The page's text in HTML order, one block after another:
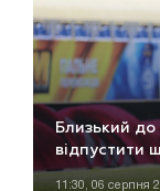
Близький до
відпустити
11:30, 06 серпня